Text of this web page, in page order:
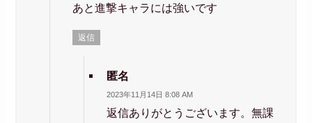
あと進撃キャラには強いです
返信
匿名
2023年11月14日 8:08 AM
返信ありがとうございます。無課